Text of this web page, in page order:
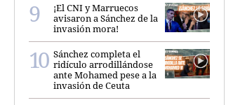
¡El CNI y Marruecos
avisaron a Sánchez de la
invasión mora!
Sánchez completa el
ridículo arrodillándose
ante Mohamed pese a la
invasión de Ceuta